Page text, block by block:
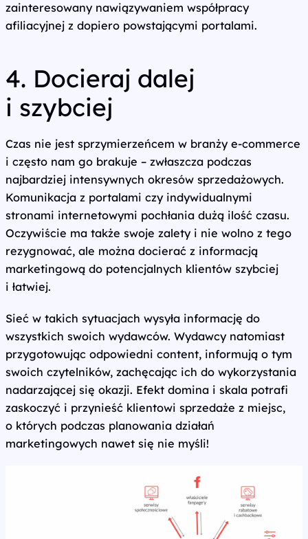
zainteresowany nawiązywaniem współpracy
afiliacyjnej z dopiero powstającymi portalami.
4. Docieraj dalej
i szybciej
Czas nie jest sprzymierzeńcem w branży e‑commerce
i często nam go brakuje – zwłaszcza podczas
najbardziej intensywnych okresów sprzedażowych.
Komunikacja z portalami czy indywidualnymi
stronami internetowymi pochłania dużą ilość czasu.
Oczywiście ma także swoje zalety i nie wolno z tego
rezygnować, ale można docierać z informacją
marketingową do potencjalnych klientów szybciej
i łatwiej.
Sieć w takich sytuacjach wysyła informację do
wszystkich swoich wydawców. Wydawcy natomiast
przygotowując odpowiedni content, informują o tym
swoich czytelników, zachęcając ich do wykorzystania
nadarzającej się okazji. Efekt domina i skala potrafi
zaskoczyć i przynieść klientowi sprzedaże z miejsc,
o których podczas planowania działań
marketingowych nawet się nie myśli!